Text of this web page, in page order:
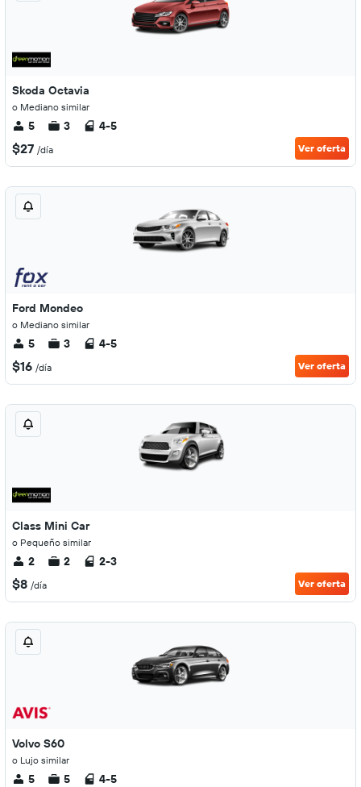
Skoda Octavia
o Mediano similar
5 3 4-5
$27 /día Ver oferta
Ford Mondeo
o Mediano similar
5 3 4-5
$16 /día Ver oferta
Class Mini Car
o Pequeño similar
2 2 2-3
$8 /día Ver oferta
Volvo S60
o Lujo similar
5 5 4-5